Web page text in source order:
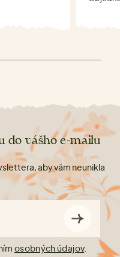
do vášho e-mailu
aby vám neunikla
osobných údajov.